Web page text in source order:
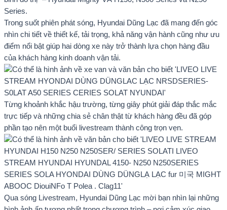
Series.
Trong suốt phiên phát sóng, Hyundai Dũng Lạc đã mang đến góc
nhìn chi tiết về thiết kế, tải trọng, khả năng vận hành cũng như ưu
điểm nổi bật giúp hai dòng xe này trở thành lựa chọn hàng đầu
của khách hàng kinh doanh vận tải.
Từng khoảnh khắc hậu trường, từng giây phút giải đáp thắc mắc
trực tiếp và những chia sẻ chân thật từ khách hàng đều đã góp
phần tạo nên một buổi livestream thành công trọn vẹn.
Qua sóng Livestream, Hyundai Dũng Lạc mời bạn nhìn lại những